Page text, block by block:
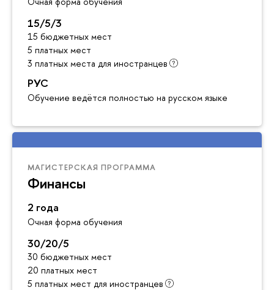
15/5/3
15 бюджетных мест
5 платных мест
3 платных места для иностранцев
РУС
Обучение ведётся полностью на русском языке
МАГИСТЕРСКАЯ ПРОГРАММА
Финансы
2 года
Очная форма обучения
30/20/5
30 бюджетных мест
20 платных мест
5 платных мест для иностранцев